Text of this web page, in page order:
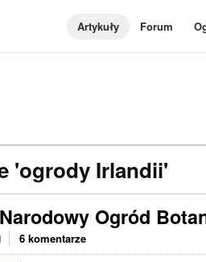
Artykuły Forum
'ogrody Irlandii'
Ogród
6 komentarze